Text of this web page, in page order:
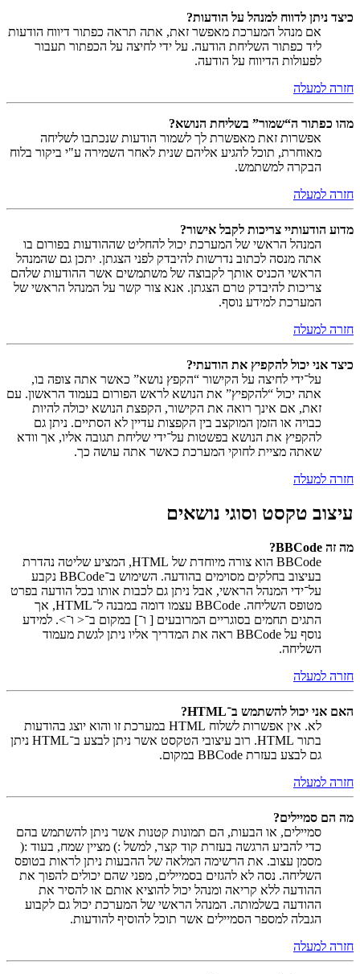
כיצד ניתן לדווח למנהל על הודעות?
אם מנהל המערכת מאפשר זאת, אתה תראה כפתור דיווח הודעות
ליד כפתור השליחת הודעה. על ידי לחיצה על הכפתור תעבור
לפעולות הדיווח על הודעה.
חזרה למעלה
מהו כפתור ה“שמור” בשליחת הנושא?
אפשרות זאת מאפשרת לך לשמור הודעות שנכתבו לשליחה
מאוחרת, תוכל להגיע אליהם שנית לאחר השמירה ע"י ביקור בלוח
הבקרה למשתמש.
חזרה למעלה
מדוע הודעותיי צריכות לקבל אישור?
המנהל הראשי של המערכת יכול להחליט שההודעות בפורום בו
אתה מנסה לכתוב נדרשות להיבדק לפני הצגתן. יתכן גם שהמנהל
הראשי הכניס אותך לקבוצה של משתמשים אשר ההודעות שלהם
צריכות להיבדק טרם הצגתן. אנא צור קשר על המנהל הראשי של
המערכת למידע נוסף.
חזרה למעלה
כיצד אני יכול להקפיץ את הודעתי?
על־ידי לחיצה על הקישור “הקפץ נושא” כאשר אתה צופה בו,
אתה יכול “להקפיץ” את הנושא לראש הפורום בעמוד הראשון. עם
זאת, אם אינך רואה את הקישור, הקפצת הנושא יכולה להיות
כבויה או הזמן המוקצב בין הקפצות עדיין לא הסתיים. ניתן גם
להקפיץ את הנושא בפשטות על־ידי שליחת תגובה אליו, אך וודא
שאתה מציית לחוקי המערכת כאשר אתה עושה כך.
חזרה למעלה
עיצוב טקסט וסוגי נושאים
מה זה BBCode?
BBCode הוא צורה מיוחדת של HTML, המציע שליטה נהדרת
בעיצוב בחלקים מסוימים בהודעה. השימוש ב־BBCode נקבע
על־ידי המנהל הראשי, אבל ניתן גם לכבות אותו בכל הודעה בפרט
מטופס השליחה. BBCode עצמו דומה במבנה ל־HTML, אך
התגים תחמים בסוגריים המרובעים [ ו־] במקום ב־< ו־>. למידע
נוסף על BBCode ראה את המדריך אליו ניתן לגשת מעמוד
השליחה.
חזרה למעלה
האם אני יכול להשתמש ב־HTML?
לא. אין אפשרות לשלוח HTML במערכת זו והוא יוצג בהודעות
בתור HTML. רוב עיצובי הטקסט אשר ניתן לבצע ב־HTML ניתן
גם לבצע בעזרת BBCode במקום.
חזרה למעלה
מה הם סמיילים?
סמיילים, או הבעות, הם תמונות קטנות אשר ניתן להשתמש בהם
כדי להביע הרגשה בעזרת קוד קצר, למשל :) מציין שמח, בעוד :(
מסמן עצוב. את הרשימה המלאה של ההבעות ניתן לראות בטופס
השליחה. נסה לא להגזים בסמיילים, מפני שהם יכולים להפוך את
ההודעה ללא קריאה ומנהל יכול להוציא אותם או להסיר את
ההודעה בשלמותה. המנהל הראשי של המערכת יכול גם לקבוע
הגבלה למספר הסמיילים אשר תוכל להוסיף להודעות.
חזרה למעלה